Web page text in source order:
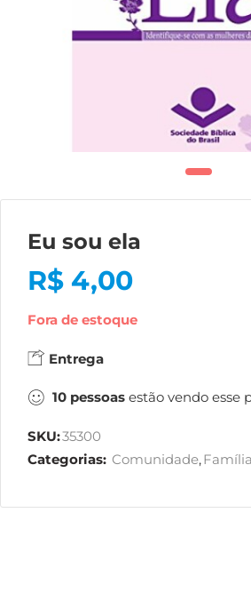
Eu sou ela
R$ 4,00
Fora de estoque
Entrega
10 pessoas estão vendo esse
SKU:35300
Categorias: Comunidade,Família